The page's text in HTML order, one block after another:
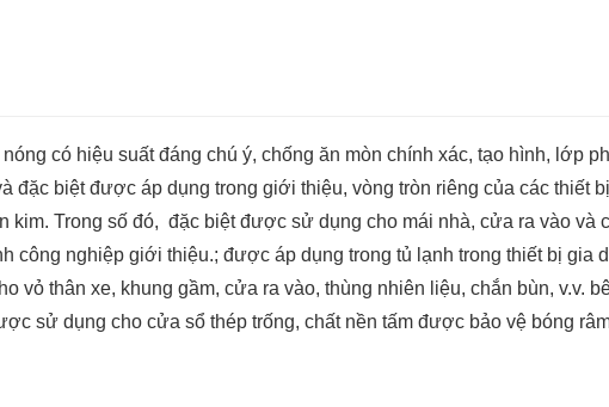
có hiệu suất đáng chú ý, chống ăn mòn chính xác, tạo hình, lớp
đặc biệt được áp dụng trong giới thiệu, vòng tròn riêng của các thiết
kim. Trong số đó, đặc biệt được sử dụng cho mái nhà, cửa ra vào và
công nghiệp giới thiệu.; được áp dụng trong tủ lạnh trong thiết bị gia
vỏ thân xe, khung gầm, cửa ra vào, thùng nhiên liệu, chắn bùn, v.v.
sử dụng cho cửa sổ thép trống, chất nền tấm được bảo vệ bóng